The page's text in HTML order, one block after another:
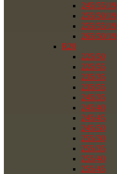
245/55/19
255/50/19
255/55/19
265/50/19
R20
225/50
225/55
235/35
235/55
245/35
245/40
245/45
245/50
255/30
255/35
255/40
255/45